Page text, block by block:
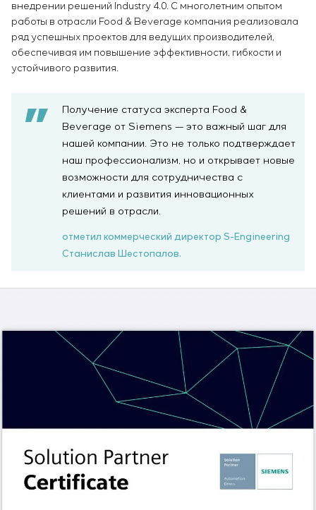
внедрении решений Industry 4.0. С многолетним опытом
работы в отрасли Food & Beverage компания реализовала
ряд успешных проектов для ведущих производителей,
обеспечивая им повышение эффективности, гибкости и
устойчивого развития.
Получение статуса эксперта Food &
Beverage от Siemens — это важный шаг для
нашей компании. Это не только подтверждает
наш профессионализм, но и открывает новые
возможности для сотрудничества с
клиентами и развития инновационных
решений в отрасли.
отметил коммерческий директор S-Engineering
Станислав Шестопалов.